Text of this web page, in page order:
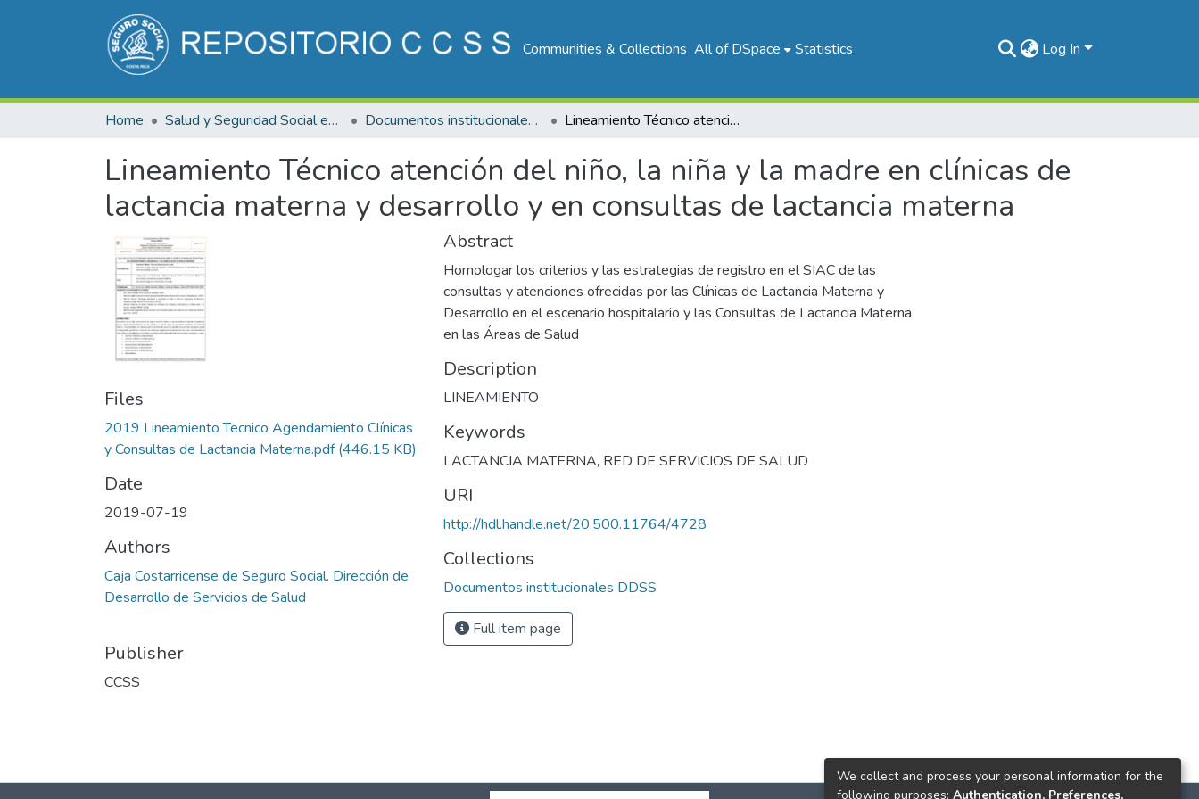
Communities & Collections All of DSpace Statistics Log In
Home Salud y Seguridad Social en Costa Rica Documentos institucionales DDSS Lineamiento Técnico atención del niño, la niña y la madre en clínicas de lactancia materna y desarrollo y en consultas de lactancia materna
Lineamiento Técnico atención del niño, la niña y la madre en clínicas de
lactancia materna y desarrollo y en consultas de lactancia materna
Files
2019 Lineamiento Tecnico Agendamiento Clínicas
y Consultas de Lactancia Materna.pdf(446.15 KB)
Date
2019-07-19
Authors
Caja Costarricense de Seguro Social. Dirección de
Desarrollo de Servicios de Salud
Publisher
CCSS
Abstract
Homologar los criterios y las estrategias de registro en el SIAC de las
consultas y atenciones ofrecidas por las Clínicas de Lactancia Materna y
Desarrollo en el escenario hospitalario y las Consultas de Lactancia Materna
en las Áreas de Salud
Description
LINEAMIENTO
Keywords
LACTANCIA MATERNA, RED DE SERVICIOS DE SALUD
URI
http://hdl.handle.net/20.500.11764/4728
Collections
Documentos institucionales DDSS
Full item page
We collect and process your personal information for the
following purposes: Authentication, Preferences,